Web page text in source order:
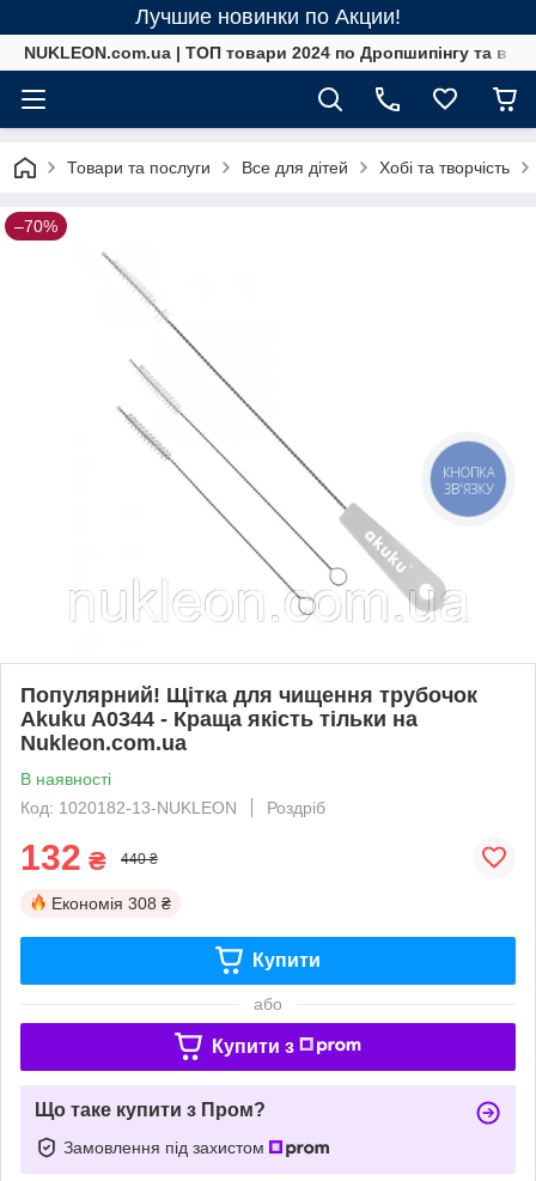
Лучшие новинки по Акции!
NUKLEON.com.ua | ТОП товари 2024 по Дропшипінгу та в
Товари та послуги Все для дітей Хобі та творчість
–70%
Популярний! Щітка для чищення трубочок
Akuku A0344 - Краща якість тільки на
Nukleon.com.ua
В наявності
Код: 1020182-13-NUKLEON
Роздріб
132 ₴ 440 ₴
Економія 308 ₴
Купити
або
Купити з
Що таке купити з Пром?
Замовлення під захистом
КНОПКА
ЗВ'ЯЗКУ